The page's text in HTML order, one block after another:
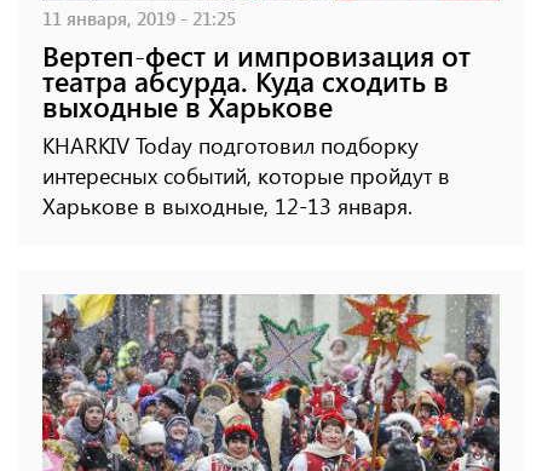
11 января, 2019 - 21:25
Вертеп-фест и импровизация от
театра абсурда. Куда сходить в
выходные в Харькове
KHARKIV Today подготовил подборку
интересных событий, которые пройдут в
Харькове в выходные, 12-13 января.